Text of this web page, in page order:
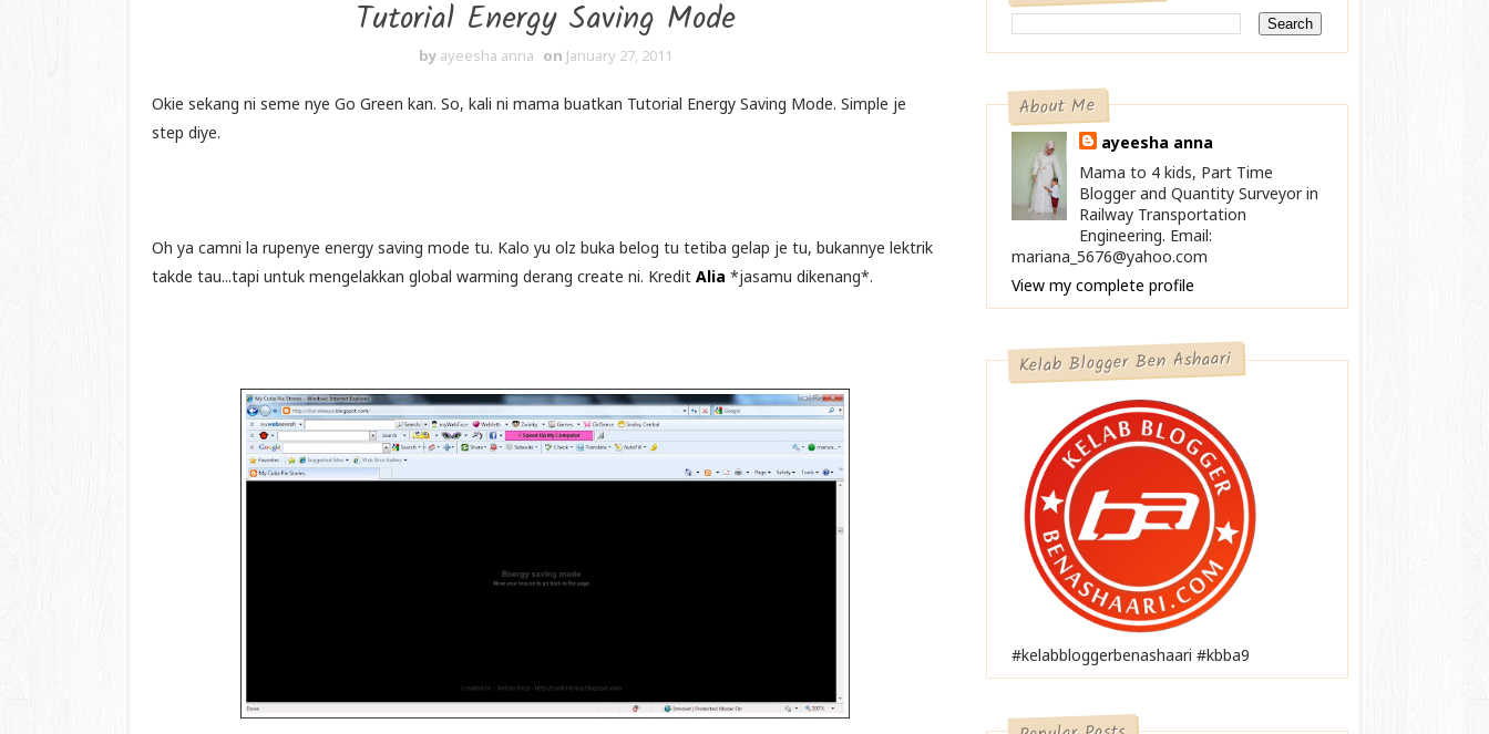
Tutorial Energy Saving Mode
by ayeesha anna on January 27, 2011
Okie sekang ni seme nye Go Green kan. So, kali ni mama buatkan Tutorial Energy Saving Mode. Simple je
step diye.
Oh ya camni la rupenye energy saving mode tu. Kalo yu olz buka belog tu tetiba gelap je tu, bukannye lektrik
takde tau...tapi untuk mengelakkan global warming derang create ni. Kredit Alia *jasamu dikenang*.
About Me
ayeesha anna
Mama to 4 kids, Part Time
Blogger and Quantity Surveyor in
Railway Transportation
Engineering. Email:
mariana_5676@yahoo.com
View my complete profile
Kelab Blogger Ben Ashaari
#kelabbloggerbenashaari #kbba9